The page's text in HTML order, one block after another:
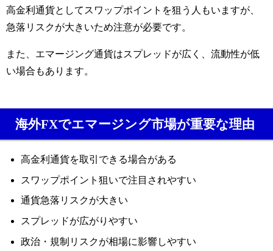
高金利通貨としてスワップポイントを狙う人もいますが、
急落リスクが大きいため注意が必要です。
また、エマージング通貨はスプレッドが広く、流動性が低
い場合もあります。
海外FXでエマージング市場が重要な理由
高金利通貨を取引できる場合がある
スワップポイント狙いで注目されやすい
通貨急落リスクが大きい
スプレッドが広がりやすい
政治・規制リスクが相場に影響しやすい